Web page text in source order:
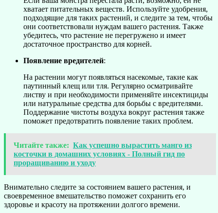
хватает питательных веществ. Используйте удобрения,
подходящие для таких растений, и следите за тем, чтобы
они соответствовали нуждам вашего растения. Также
убедитесь, что растение не перегружено и имеет
достаточное пространство для корней.
Появление вредителей:
На растении могут появляться насекомые, такие как
паутинный клещ или тля. Регулярно осматривайте
листву и при необходимости применяйте инсектициды
или натуральные средства для борьбы с вредителями.
Поддержание чистоты воздуха вокруг растения также
поможет предотвратить появление таких проблем.
Читайте также: Как успешно вырастить манго из
косточки в домашних условиях - Полный гид по
проращиванию и уходу
Внимательно следите за состоянием вашего растения, и
своевременное вмешательство поможет сохранить его
здоровье и красоту на протяжении долгого времени.